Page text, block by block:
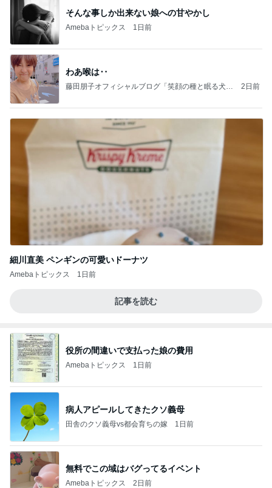
そんな事しか出来ない娘への甘やかし
Amebaトピックス 1日前
わあ喉は‥
藤田朋子オフィシャルブログ「笑顔の種と眠る犬」
2日前
細川直美 ペンギンの可愛いドーナツ
Amebaトピックス 1日前
記事を読む
役所の間違いで支払った娘の費用
Amebaトピックス 1日前
病人アピールしてきたクソ義母
田舎のクソ義母vs都会育ちの嫁 1日前
無料でこの域はバグってるイベント
Amebaトピックス 2日前